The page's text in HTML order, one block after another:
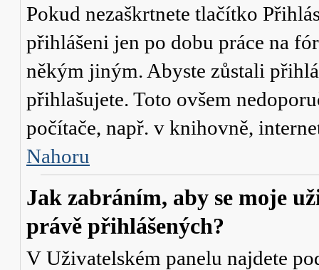
Pokud nezaškrtnete tlačítko
přihlášeni jen po dobu práce na
někým jiným. Abyste zůstali
přihlašujete. Toto ovšem
počítače, např. v knihovně,
Nahoru
Jak zabráním, aby se moje
právě přihlášených?
V Uživatelském panelu najdete